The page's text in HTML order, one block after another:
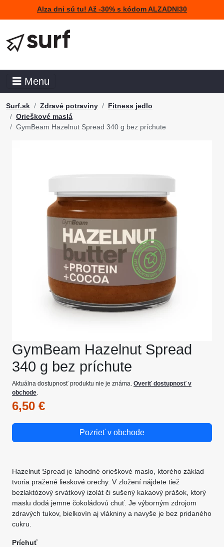
Alza dni sú tu! Až -30% s kódom ALZADNI30
Menu
Surf.sk Zdravé potraviny
Fitness jedlo
Orieškové maslá
GymBeam Hazelnut Spread 340 g bez príchute
GymBeam Hazelnut Spread
340 g bez príchute
Aktuálna dostupnosť produktu nie je známa. Overiť dostupnosť v
obchode.
6,50 €
Pozrieť v obchode
Hazelnut Spread je lahodné orieškové maslo, ktorého základ
tvoria pražené lieskové orechy. V zložení nájdete tiež
bezlaktózový srvátkový izolát či sušený kakaový prášok, ktorý
maslu dodá jemne čokoládovú chuť. Je výborným zdrojom
zdravých tukov, bielkovín aj vlákniny a navyše je bez pridaného
cukru.
Príchuť